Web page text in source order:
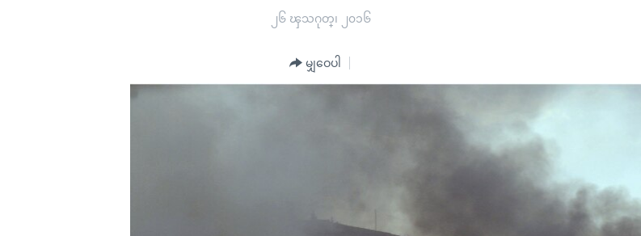
ရုပ်ရှင်ထဲက အင်္ဂလိပ်စာ
ရေဒီယို/တီဗွီအစီအစဉ်
၂၆ ၾသဂုတ္၊ ၂၀၁၆
မျှဝေပါ